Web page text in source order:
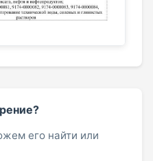
его найти или